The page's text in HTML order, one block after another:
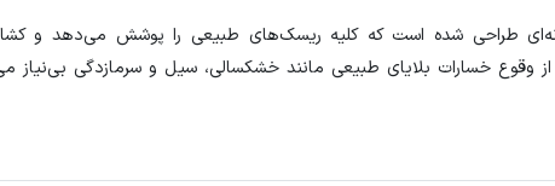
طراحی شده است که کلیه ریسک‌های طبیعی را پوشش می‌دهد و
از وقوع خسارات بلایای طبیعی مانند خشکسالی، سیل و سرمازدگی بی‌نیاز